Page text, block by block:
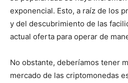
exponencial. Esto, a raíz de los
y del descubrimiento de las
actual oferta para operar de
No obstante, deberíamos tener
mercado de las criptomonedas